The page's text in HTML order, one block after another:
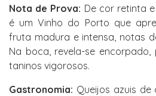
Nota de Prova: De cor retinta
é um Vinho do Porto que
fruta madura e intensa, notas
Na boca, revela-se
taninos vigorosos.
Gastronomia: Queijos azuis